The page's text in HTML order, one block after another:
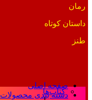
رمان
داستان کوتاه
طنز
صفحه اصلی
دسته بندی محصولات
کتاب‌ها